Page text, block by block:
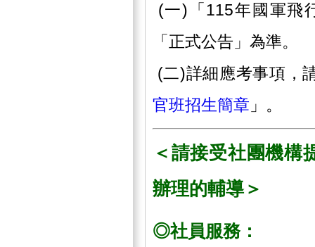
(一)「115年國軍飛
「正式公告」為準。
(二)詳細應考事項，
官班招生簡章 」。
＜請接受社團機構
辦理的輔導＞
◎社員服務：